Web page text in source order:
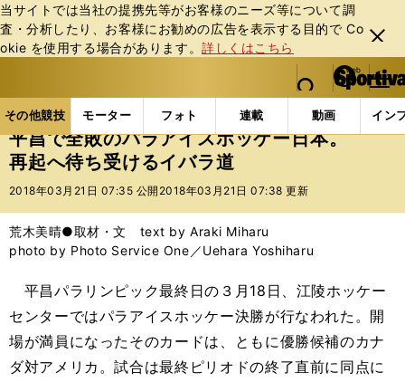
当サイトでは当社の提携先等がお客様のニーズ等について調
査・分析したり、お客様にお勧めの広告を表⽰する⽬的で Co
okie を使⽤する場合があります。詳しくはこちら
閉じ
る
web Sportiva (webスポルティーバ)
検索
マイペ
ー
ジ
メニュ
その他競技 モーター フォト 連載 動画 イン
ス
ポ
ル
バ
その他競技の記事一覧 パラスポーツ 平昌で全敗の
平昌で全敗のパラアイスホッケー日本。
再起へ待ち受けるイバラ道
2018年03月21日 07:35 公開 2018年03月21日 07:38 更新
荒木美晴●取材・文 text by Araki Miharu
photo by Photo Service One／Uehara Yoshiharu
平昌パラリンピック最終日の３月18日、江陵ホッケー
センターではパラアイスホッケー決勝が行なわれた。開
場が満員になったそのカードは、ともに優勝候補のカナ
ダ対アメリカ。試合は最終ピリオドの終了直前に同点に